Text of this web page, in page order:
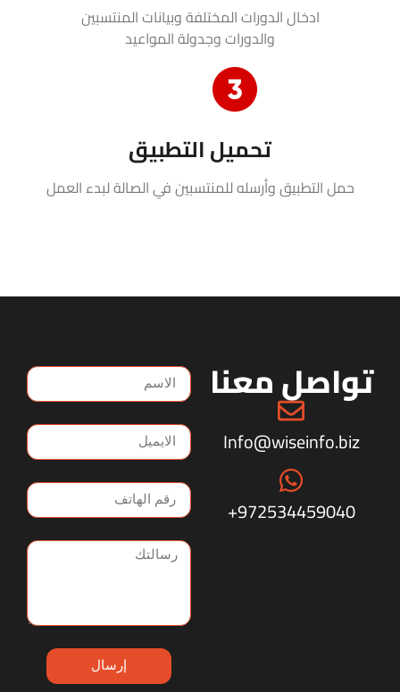
ادخال الدورات المختلفة وبيانات المنتسبين
والدورات وجدولة المواعيد
تحميل التطبيق
حمل التطبيق وأرسله للمنتسبين في الصالة لبدء العمل
تواصل معنا
Info@wiseinfo.biz
972534459040+
إرسال